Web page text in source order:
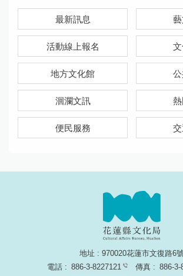
最新訊息
活動線上報名
地方文化館
洄瀾文訊
便民服務 交
地址 : 970020花蓮市文復路6
電話 : 886-3-8227121 傳真 : 886-3-